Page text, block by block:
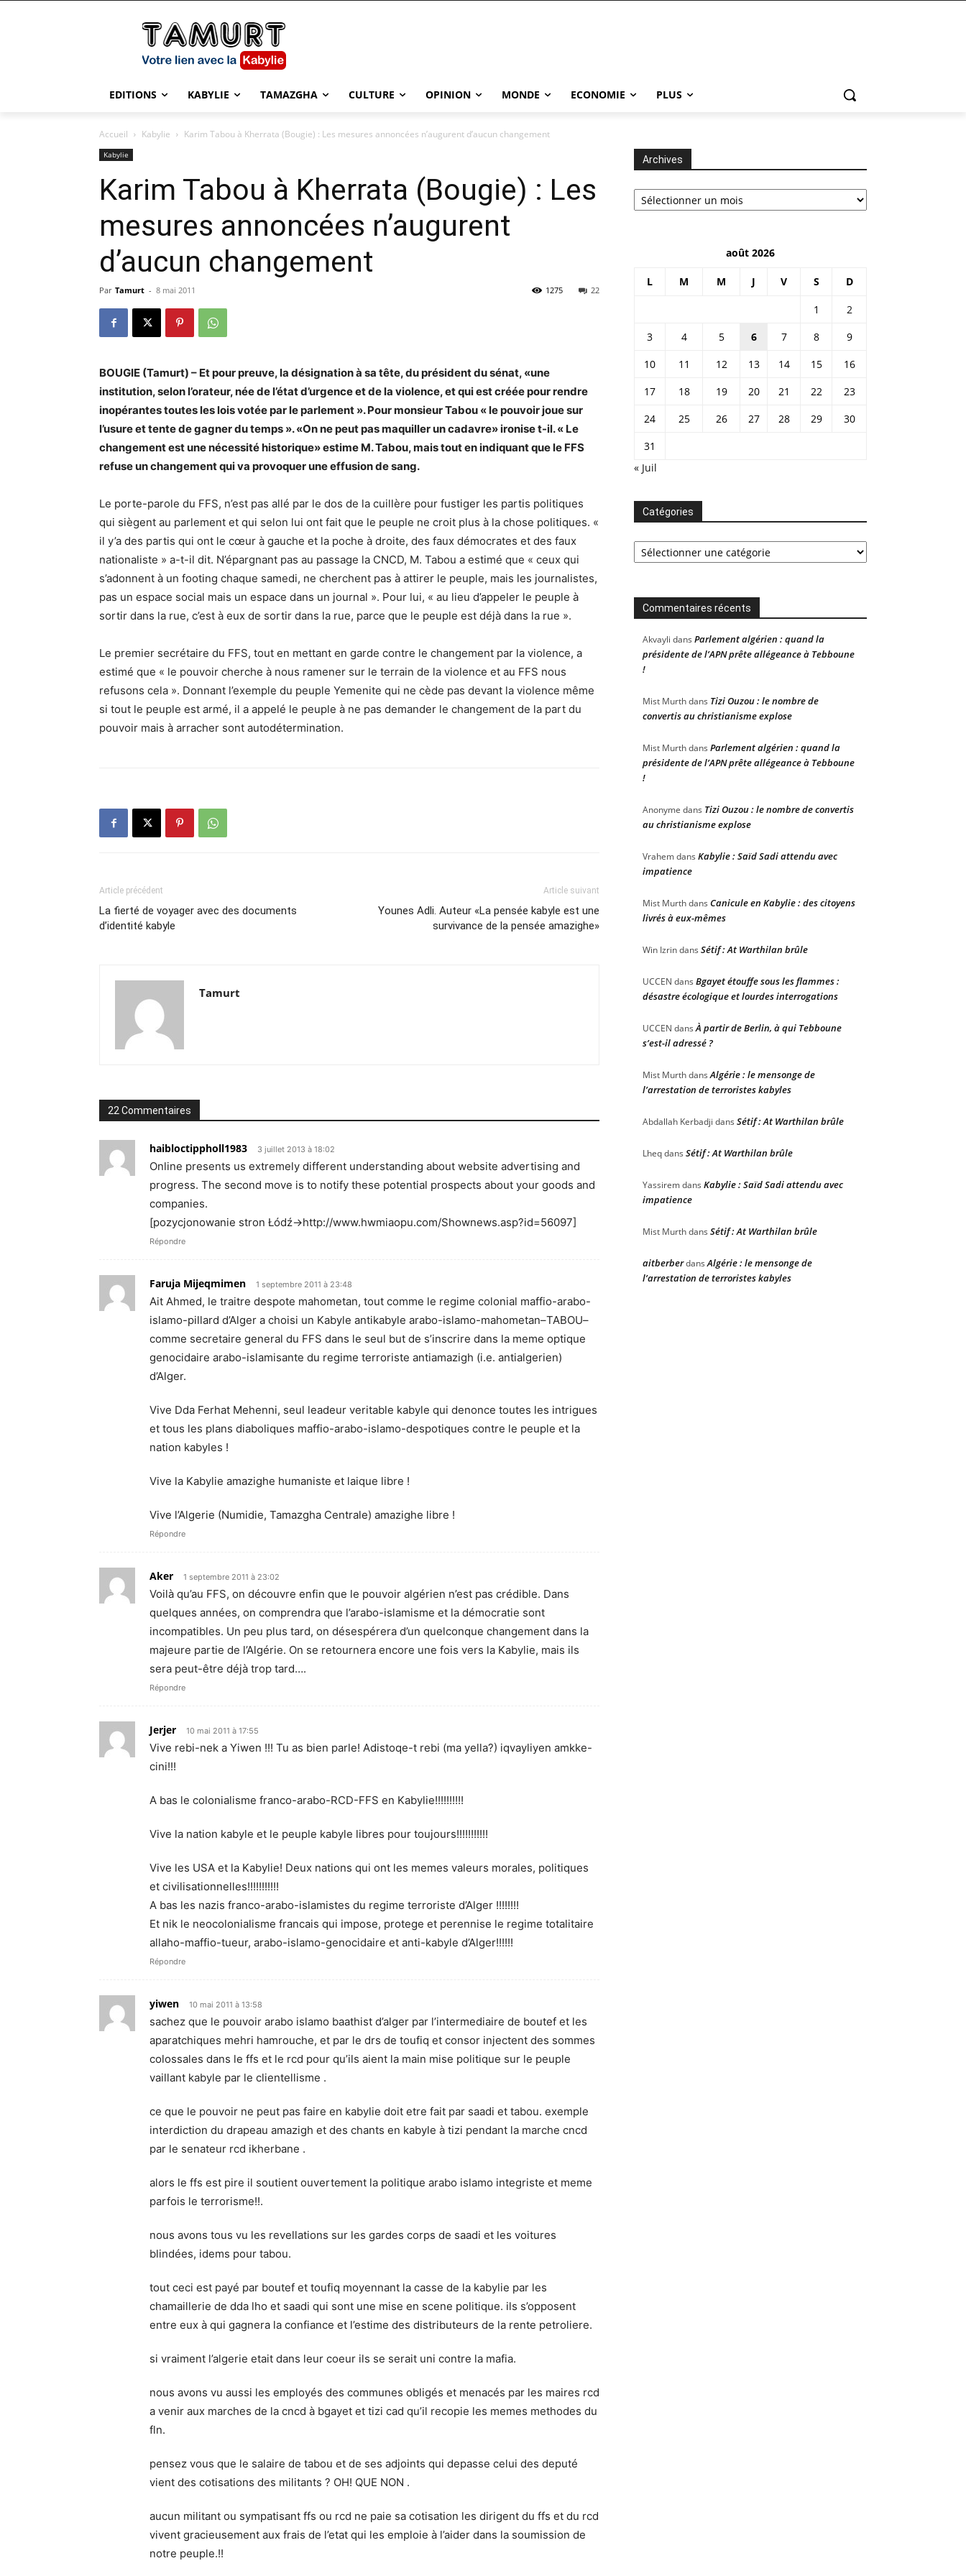
EDITIONS KABYLIE TAMAZGHA CULTURE OPINION MONDE ECONOMIE PLUS
Accueil Kabylie Karim Tabou à Kherrata (Bougie) : Les mesures annoncées n’augurent d’aucun changement
Kabylie
Karim Tabou à Kherrata (Bougie) : Les
mesures annoncées n’augurent
d’aucun changement
Par Tamurt - 8 mai 2011 22
1275
BOUGIE (Tamurt) – Et pour preuve, la désignation à sa tête, du président du sénat, «une
institution, selon l’orateur, née de l’état d’urgence et de la violence, et qui est créée pour rendre
inopérantes toutes les lois votée par le parlement ». Pour monsieur Tabou « le pouvoir joue sur
l’usure et tente de gagner du temps ». «On ne peut pas maquiller un cadavre» ironise t-il. « Le
changement est une nécessité historique» estime M. Tabou, mais tout en indiquant que le FFS
refuse un changement qui va provoquer une effusion de sang.
Le porte-parole du FFS, n’est pas allé par le dos de la cuillère pour fustiger les partis politiques
qui siègent au parlement et qui selon lui ont fait que le peuple ne croit plus à la chose politiques. «
il y’a des partis qui ont le cœur à gauche et la poche à droite, des faux démocrates et des faux
nationaliste » a-t-il dit. N’épargnant pas au passage la CNCD, M. Tabou a estimé que « ceux qui
s’adonnent à un footing chaque samedi, ne cherchent pas à attirer le peuple, mais les journalistes,
pas un espace social mais un espace dans un journal ». Pour lui, « au lieu d’appeler le peuple à
sortir dans la rue, c’est à eux de sortir dans la rue, parce que le peuple est déjà dans la rue ».
Le premier secrétaire du FFS, tout en mettant en garde contre le changement par la violence, a
estimé que « le pouvoir cherche à nous ramener sur le terrain de la violence et au FFS nous
refusons cela ». Donnant l’exemple du peuple Yemenite qui ne cède pas devant la violence même
si tout le peuple est armé, il a appelé le peuple à ne pas demander le changement de la part du
pouvoir mais à arracher sont autodétermination.
Article précédent
La fierté de voyager avec des documents
d’identité kabyle
Article suivant
Younes Adli. Auteur «La pensée kabyle est une
survivance de la pensée amazighe»
Tamurt
22 Commentaires
haibloctippholl1983 3 juillet 2013 à 18:02
Online presents us extremely different understanding about website advertising and
progress. The second move is to notify these potential prospects about your goods and
companies.
[pozycjonowanie stron Łódź->http://www.hwmiaopu.com/Shownews.asp?id=56097]
Répondre
Faruja Mijeqmimen 1 septembre 2011 à 23:48
Ait Ahmed, le traitre despote mahometan, tout comme le regime colonial maffio-arabo-
islamo-pillard d’Alger a choisi un Kabyle antikabyle arabo-islamo-mahometan–TABOU–
comme secretaire general du FFS dans le seul but de s’inscrire dans la meme optique
genocidaire arabo-islamisante du regime terroriste antiamazigh (i.e. antialgerien)
d’Alger.
Vive Dda Ferhat Mehenni, seul leadeur veritable kabyle qui denonce toutes les intrigues
et tous les plans diaboliques maffio-arabo-islamo-despotiques contre le peuple et la
nation kabyles !
Vive la Kabylie amazighe humaniste et laique libre !
Vive l’Algerie (Numidie, Tamazgha Centrale) amazighe libre !
Répondre
Aker 1 septembre 2011 à 23:02
Voilà qu’au FFS, on découvre enfin que le pouvoir algérien n’est pas crédible. Dans
quelques années, on comprendra que l’arabo-islamisme et la démocratie sont
incompatibles. Un peu plus tard, on désespérera d’un quelconque changement dans la
majeure partie de l’Algérie. On se retournera encore une fois vers la Kabylie, mais ils
sera peut-être déjà trop tard….
Répondre
Jerjer 10 mai 2011 à 17:55
Vive rebi-nek a Yiwen !!! Tu as bien parle! Adistoqe-t rebi (ma yella?) iqvayliyen amkke-
cini!!!
A bas le colonialisme franco-arabo-RCD-FFS en Kabylie!!!!!!!!!!
Vive la nation kabyle et le peuple kabyle libres pour toujours!!!!!!!!!!!
Vive les USA et la Kabylie! Deux nations qui ont les memes valeurs morales, politiques
et civilisationnelles!!!!!!!!!!!
A bas les nazis franco-arabo-islamistes du regime terroriste d’Alger !!!!!!!!
Et nik le neocolonialisme francais qui impose, protege et perennise le regime totalitaire
allaho-maffio-tueur, arabo-islamo-genocidaire et anti-kabyle d’Alger!!!!!!
Répondre
yiwen 10 mai 2011 à 13:58
sachez que le pouvoir arabo islamo baathist d’alger par l’intermediaire de boutef et les
aparatchiques mehri hamrouche, et par le drs de toufiq et consor injectent des sommes
colossales dans le ffs et le rcd pour qu’ils aient la main mise politique sur le peuple
vaillant kabyle par le clientellisme .
ce que le pouvoir ne peut pas faire en kabylie doit etre fait par saadi et tabou. exemple
interdiction du drapeau amazigh et des chants en kabyle à tizi pendant la marche cncd
par le senateur rcd ikherbane .
alors le ffs est pire il soutient ouvertement la politique arabo islamo integriste et meme
parfois le terrorisme!!.
nous avons tous vu les revellations sur les gardes corps de saadi et les voitures
blindées, idems pour tabou.
tout ceci est payé par boutef et toufiq moyennant la casse de la kabylie par les
chamaillerie de dda lho et saadi qui sont une mise en scene politique. ils s’opposent
entre eux à qui gagnera la confiance et l’estime des distributeurs de la rente petroliere.
si vraiment l’algerie etait dans leur coeur ils se serait uni contre la mafia.
nous avons vu aussi les employés des communes obligés et menacés par les maires rcd
a venir aux marches de la cncd à bgayet et tizi cad qu’il recopie les memes methodes du
fln.
pensez vous que le salaire de tabou et de ses adjoints qui depasse celui des deputé
vient des cotisations des militants ? OH! QUE NON .
aucun militant ou sympatisant ffs ou rcd ne paie sa cotisation les dirigent du ffs et du rcd
vivent gracieusement aux frais de l’etat qui les emploie à l’aider dans la soumission de
notre peuple.!!
Archives
Archives
août 2026
L M M J V S D
1
2
3
4 5 6 7 8
9
10
11 12 13 14 15
16
17
18 19 20 21 22
23
24
25 26 27 28 29
30
31
« Juil
Catégories
Catégories
Commentaires récents
Akvayli dans Parlement algérien : quand la
présidente de l’APN prête allégeance à Tebboune
!
Mist Murthdans Tizi Ouzou : le nombre de
convertis au christianisme explose
Mist Murthdans Parlement algérien : quand la
présidente de l’APN prête allégeance à Tebboune
!
Anonyme dans Tizi Ouzou : le nombre de convertis
au christianisme explose
Vrahemdans Kabylie : Saïd Sadi attendu avec
impatience
Mist Murthdans Canicule en Kabylie : des citoyens
livrés à eux-mêmes
Win Izrindans Sétif : At Warthilan brûle
UCCEN dans Bgayet étouffe sous les flammes :
désastre écologique et lourdes interrogations
UCCEN dansÀ partir de Berlin, à qui Tebboune
s’est-il adressé ?
Mist MurthdansAlgérie : le mensonge de
l’arrestation de terroristes kabyles
Abdallah Kerbadji dans Sétif : At Warthilan brûle
Lheqdans Sétif : At Warthilan brûle
Yassiremdans Kabylie : Saïd Sadi attendu avec
impatience
Mist Murthdans Sétif : At Warthilan brûle
aitberberdansAlgérie : le mensonge de
l’arrestation de terroristes kabyles